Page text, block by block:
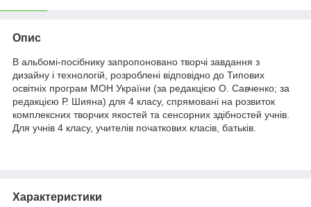
Опис
В альбомі-посібнику запропоновано творчі завдання з
дизайну і технологій, розроблені відповідно до Типових
освітніх програм МОН України (за редакцією О. Савченко; за
редакцією Р. Шияна) для 4 класу, спрямовані на розвиток
комплексних творчих якостей та сенсорних здібностей учнів.
Для учнів 4 класу, учителів початкових класів, батьків.
Характеристики